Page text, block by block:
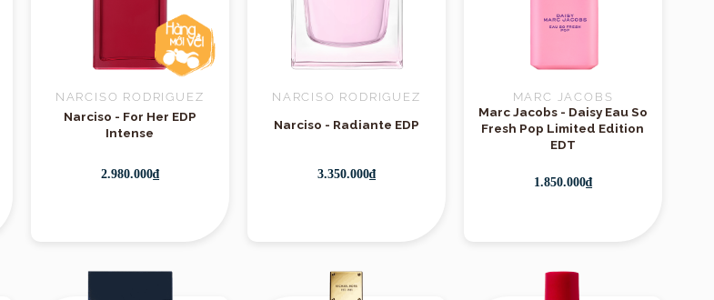
Sản phẩm
NARCISO RODRIGUEZ
Narciso - For Her EDP
Intense
2.980.000₫
NARCISO RODRIGUEZ
Narciso - Radiante EDP
3.350.000₫
MARC JACOBS
Marc Jacobs - Daisy Eau So
Fresh Pop Limited Edition
EDT
1.850.000₫